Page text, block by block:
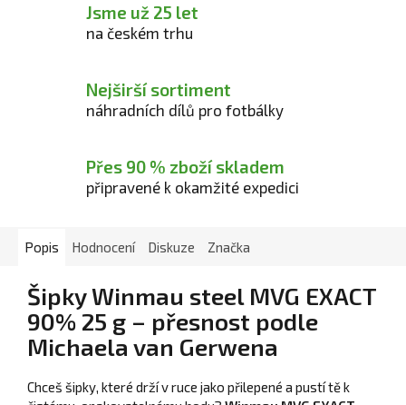
Jsme už 25 let
na českém trhu
Nejširší sortiment
náhradních dílů pro fotbálky
Přes 90 % zboží skladem
připravené k okamžité expedici
Popis Hodnocení Diskuze Značka
Šipky Winmau steel MVG EXACT
90% 25 g – přesnost podle
Michaela van Gerwena
Chceš šipky, které drží v ruce jako přilepené a pustí tě k